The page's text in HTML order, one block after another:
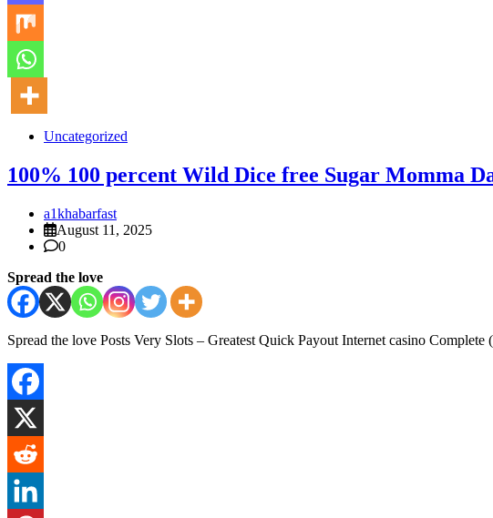
Uncategorized
100% 100 percent Wild Dice free Sugar Momma
a1khabarfast
August 11, 2025
0
Spread the love
Spread the love Posts Very Slots – Greatest Quick Payout Internet casino